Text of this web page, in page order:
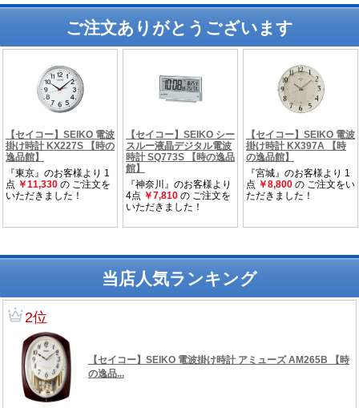
ご注文ありがとうございます
当店人気ランキング